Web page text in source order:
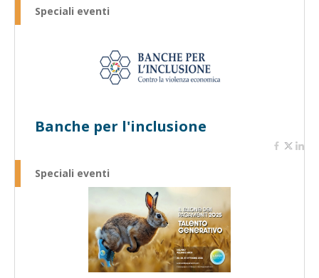
Speciali eventi
Banche per l'inclusione
Speciali eventi